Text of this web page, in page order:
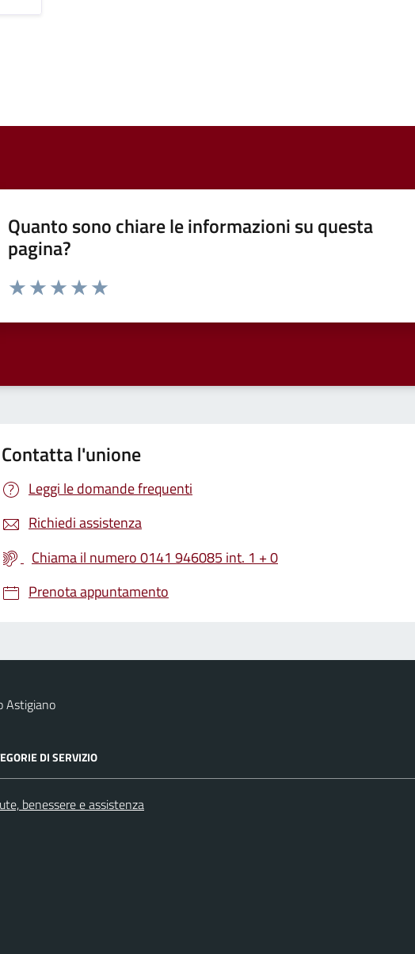
Quanto sono chiare le informazioni su questa
pagina?
Valuta da 1 a 5 stelle la pagina
Contatta l'unione
Leggi le domande frequenti
Richiedi assistenza
Chiama il numero 0141 946085 int. 1 + 0
Prenota appuntamento
Astigiano
DI SERVIZIO
benessere e assistenza